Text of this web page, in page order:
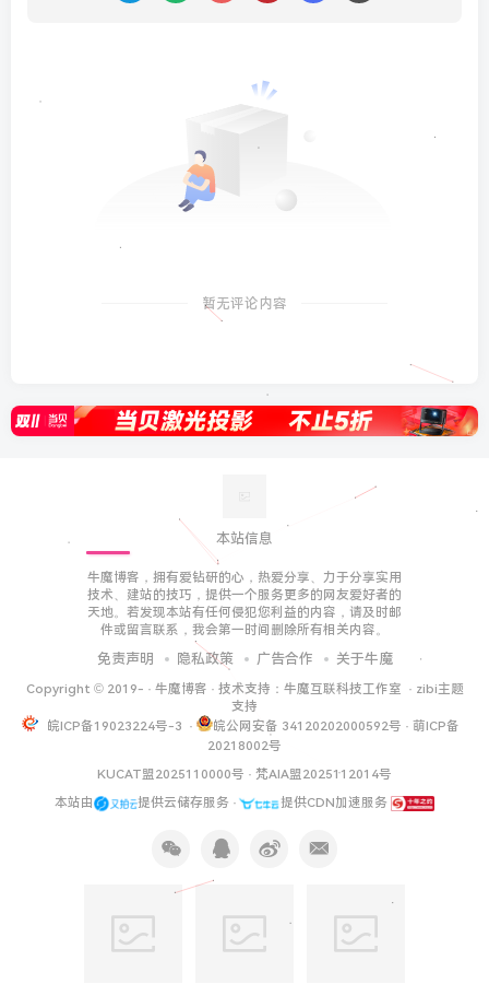
暂无评论内容
本站信息
牛魔博客，拥有爱钻研的心，热爱分享、力于分享实用
技术、建站的技巧，提供一个服务更多的网友爱好者的
天地。若发现本站有任何侵犯您利益的内容，请及时邮
件或留言联系，我会第一时间删除所有相关内容。
免责声明 隐私政策 广告合作 关于牛魔
Copyright © 2019- · 牛魔博客 · 技术支持： 牛魔互联科技工作室 · zibi主题
支持
皖ICP备19023224号-3 · 皖公网安备 34120202000592号 · 萌ICP备
20218002号
KUCAT盟2025110000号 · 梵AIA盟2025112014号
本站由
提供云储存服务 · 提供CDN加速服务